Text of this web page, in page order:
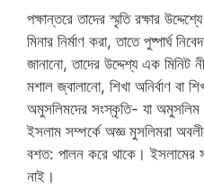
পক্ষান্তরে তাদের স্মৃতি রক্ষার
মিনার নির্মাণ করা, তাতে পুষ্পার্ঘ
জানানো, তাদের উদ্দেশ্য এক মিনিট
মশাল জ্বালানো, শিখা অনির্বাণ বা
অমুসলিমদের সংস্কৃতি- যা
ইসলাম সম্পর্কে অজ্ঞ মুসলিমরা
বশত: পালন করে থাকে। ইসলামের
নাই। ‌